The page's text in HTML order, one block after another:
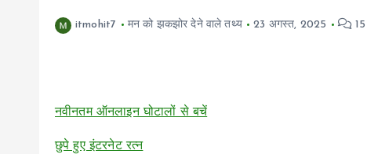
itmohit7 मन को झकझोर देने वाले तथ्य 23 अगस्त, 2025 15
नवीनतम ऑनलाइन घोटालों से बचें
छुपे हुए इंटरनेट रत्न